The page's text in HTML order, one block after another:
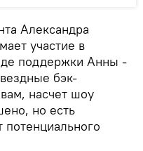
Александра
участие в
поддержки Анны -
бэк-
насчет шоу
но есть